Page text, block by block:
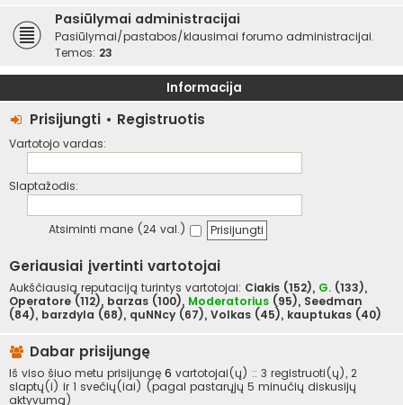
Pasiūlymai administracijai
Pasiūlymai/pastabos/klausimai forumo administracijai.
Temos: 23
Informacija
Prisijungti • Registruotis
Vartotojo vardas:
Slaptažodis:
Atsiminti mane (24 val.)
Geriausiai įvertinti vartotojai
Aukščiausią reputaciją turintys vartotojai: Ciakis (152), G. (133),
Operatore (112), barzas (100), Moderatorius (95), Seedman
(84), barzdyla (68), quNNcy (67), Volkas (45), kauptukas (40)
Dabar prisijungę
Iš viso šiuo metu prisijungę 6 vartotojai(ų) :: 3 registruoti(ų), 2
slaptų(i) ir 1 svečių(iai) (pagal pastarųjų 5 minučių diskusijų
aktyvumą)